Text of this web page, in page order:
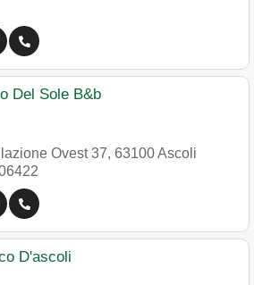
Del Sole B&b
Ovest 37, 63100Ascoli
D'ascoli